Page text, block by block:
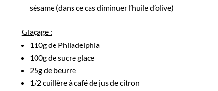
sésame (dans ce cas diminuer l’huile d’olive)
Glaçage :
110g de Philadelphia
100g de sucre glace
25g de beurre
1/2 cuillère à café de jus de citron